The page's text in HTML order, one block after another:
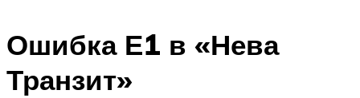
Ошибка Е1 в «Нева
Транзит»